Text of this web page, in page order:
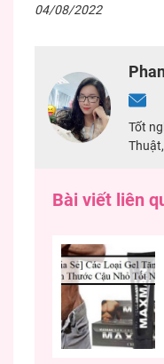
04/08/2022
Tốt
Bài viết liên